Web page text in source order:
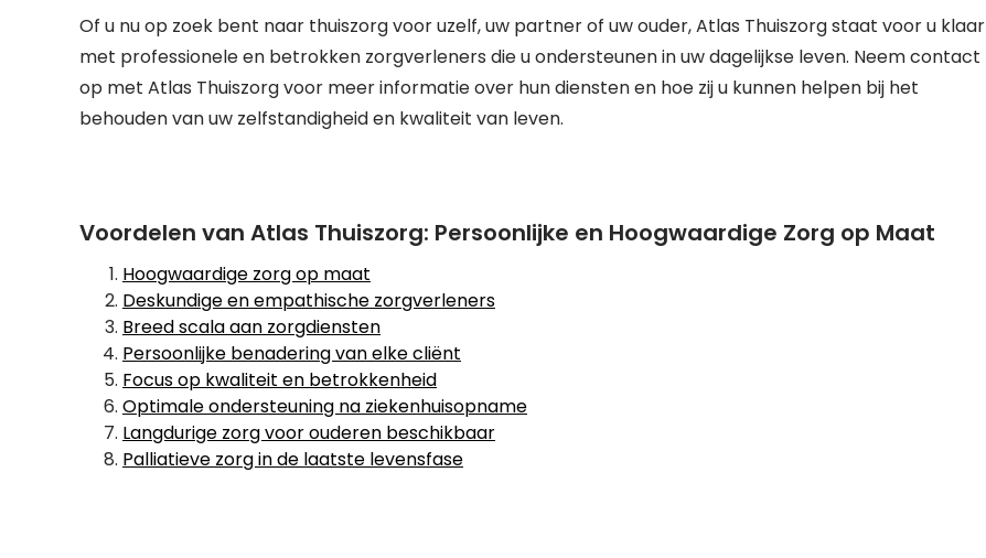
Of u nu op zoek bent naar thuiszorg voor uzelf, uw partner of uw ouder, Atlas Thuiszorg staat voor u klaar
met professionele en betrokken zorgverleners die u ondersteunen in uw dagelijkse leven. Neem contact
op met Atlas Thuiszorg voor meer informatie over hun diensten en hoe zij u kunnen helpen bij het
behouden van uw zelfstandigheid en kwaliteit van leven.
Voordelen van Atlas Thuiszorg: Persoonlijke en Hoogwaardige Zorg op Maat
Hoogwaardige zorg op maat
Deskundige en empathische zorgverleners
Breed scala aan zorgdiensten
Persoonlijke benadering van elke cliënt
Focus op kwaliteit en betrokkenheid
Optimale ondersteuning na ziekenhuisopname
Langdurige zorg voor ouderen beschikbaar
Palliatieve zorg in de laatste levensfase